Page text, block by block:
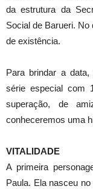
da estrutura da
Social de Barueri.
de existência.
Para brindar a
série especial com
superação, de
conheceremos uma
VITALIDADE
A primeira
Paula. Ela nasceu